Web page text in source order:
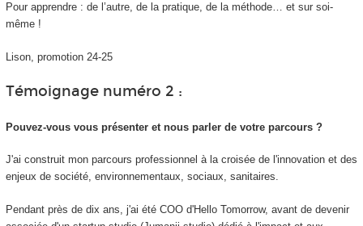
Pour apprendre : de l’autre, de la pratique, de la méthode… et sur soi-
même !
Lison, promotion 24-25
Témoignage numéro 2 :
Pouvez-vous vous présenter et nous parler de votre parcours ?
J'ai construit mon parcours professionnel à la croisée de l'innovation et des
enjeux de société, environnementaux, sociaux, sanitaires.
Pendant près de dix ans, j'ai été COO d'Hello Tomorrow, avant de devenir